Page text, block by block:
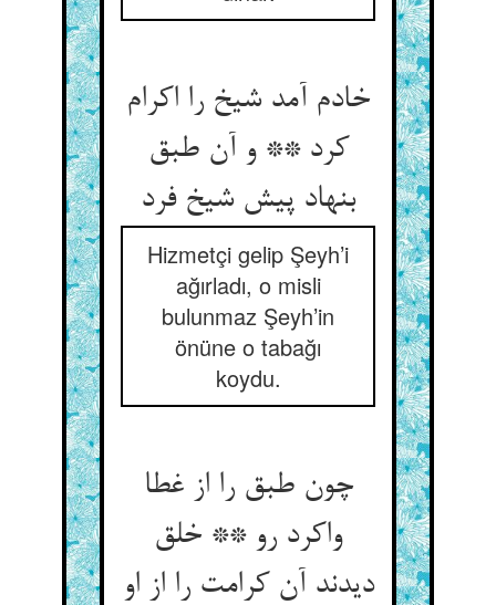
خادم آمد شیخ را اکرام
کرد ** و آن طبق
بنهاد پیش شیخ فرد
Hizmetçi gelip Şeyh’i
ağırladı, o misli
bulunmaz Şeyh’in
önüne o tabağı
koydu.
چون طبق را از غطا
واکرد رو ** خلق
دیدند آن کرامت را از او